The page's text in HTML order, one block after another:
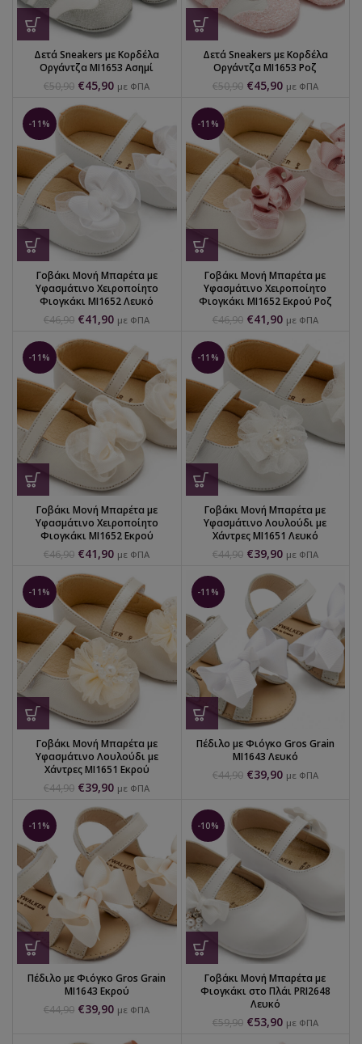
Δετά Sneakers με Κορδέλα
Οργάντζα MI1653 Ασημί
€50,90 €45,90 με ΦΠΑ
Δετά Sneakers με Κορδέλα
Οργάντζα MI1653 Ροζ
€50,90 €45,90 με ΦΠΑ
-11%
Γοβάκι Μονή Μπαρέτα με
Υφασμάτινο Χειροποίητο
Φιογκάκι MI1652 Λευκό
€46,90 €41,90 με ΦΠΑ
-11%
Γοβάκι Μονή Μπαρέτα με
Υφασμάτινο Χειροποίητο
Φιογκάκι MI1652 Εκρού Ροζ
€46,90 €41,90 με ΦΠΑ
-11%
Γοβάκι Μονή Μπαρέτα με
Υφασμάτινο Χειροποίητο
Φιογκάκι MI1652 Εκρού
€46,90 €41,90 με ΦΠΑ
-11%
Γοβάκι Μονή Μπαρέτα με
Υφασμάτινο Λουλούδι με
Χάντρες MI1651 Λευκό
€44,90 €39,90 με ΦΠΑ
-11%
Γοβάκι Μονή Μπαρέτα με
Υφασμάτινο Λουλούδι με
Χάντρες MI1651 Εκρού
€44,90 €39,90 με ΦΠΑ
-11%
Πέδιλο με Φιόγκο Gros Grain
MI1643 Λευκό
€44,90 €39,90 με ΦΠΑ
-11%
Πέδιλο με Φιόγκο Gros Grain
MI1643 Εκρού
€44,90 €39,90 με ΦΠΑ
-10%
Γοβάκι Μονή Μπαρέτα με
Φιογκάκι στο Πλάι PRI2648
Λευκό
€59,90 €53,90 με ΦΠΑ